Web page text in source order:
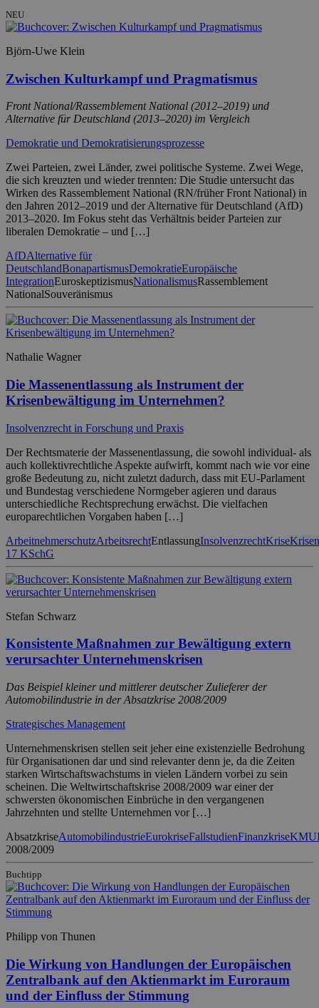
NEU
Björn-Uwe Klein
Zwischen Kulturkampf und Pragmatismus
Front National/Rassemblement National (2012–2019) und
Alternative für Deutschland (2013–2020) im Vergleich
Demokratie und Demokratisierungsprozesse
Zwei Parteien, zwei Länder, zwei politische Systeme. Zwei Wege,
die sich kreuzten und wieder trennten: Die Studie untersucht das
Wirken des Rassemblement National (RN/früher Front National) in
den Jahren 2012–2019 und der Alternative für Deutschland (AfD)
2013–2020. Im Fokus steht das Verhältnis beider Parteien zur
liberalen Demokratie – und […]
AfDAlternative für
DeutschlandBonapartismusDemokratieEuropäische
IntegrationEuroskeptizismusNationalismusRassemblement
NationalSouveränismus
Nathalie Wagner
Die Massenentlassung als Instrument der
Krisenbewältigung im Unternehmen?
Insolvenzrecht in Forschung und Praxis
Der Rechtsmaterie der Massenentlassung, die sowohl individual- als
auch kollektivrechtliche Aspekte aufwirft, kommt nach wie vor eine
große Bedeutung zu, nicht zuletzt dadurch, dass mit EU-Parlament
und Bundestag verschiedene Normgeber agieren und daraus
unterschiedliche Rechtsprechung erwächst. Die vielfachen
europarechtlichen Vorgaben haben […]
ArbeitnehmerschutzArbeitsrechtEntlassungInsolvenzrechtKrise
17 KSchG
Stefan Schwarz
Konsistente Maßnahmen zur Bewältigung extern
verursachter Unternehmenskrisen
Das Beispiel kleiner und mittlerer deutscher Zulieferer der
Automobilindustrie in der Absatzkrise 2008/2009
Strategisches Management
Unternehmenskrisen stellen seit jeher eine existenzielle Bedrohung
für Organisationen dar und sind relevanter denn je, da die Zeiten
starken Wirtschaftswachstums in vielen Ländern vorbei zu sein
scheinen. Die Weltwirtschaftskrise 2008/2009 war einer der
schwersten ökonomischen Einbrüche in den vergangenen
Jahrzehnten und stellte Unternehmen vor […]
AbsatzkriseAutomobilindustrieEurokriseFallstudienFinanzkriseKMU
2008/2009
Buchtipp
Philipp von Thunen
Die Wirkung von Handlungen der Europäischen
Zentralbank auf den Aktienmarkt im Euroraum
und der Einfluss der Stimmung